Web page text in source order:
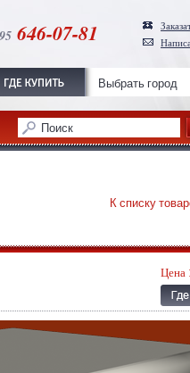
646-07-81
Выбрать город
К списку
Цена